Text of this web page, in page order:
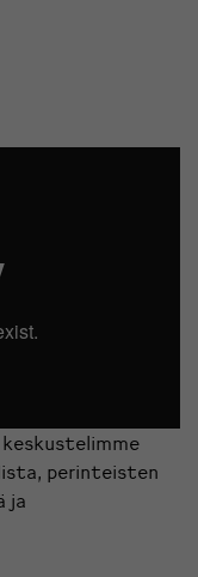
perinteisten
ja